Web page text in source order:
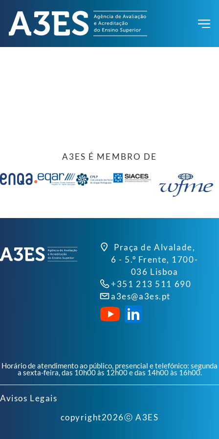
A3ES É MEMBRO DE
Praça de Alvalade,
6 - 5.º Frente, 1700-
036 Lisboa
+351 213 511 690
a3es@a3es.pt
Horário de atendimento ao público, presencial e telefónico: segunda
a sexta-feira, das 10h00 às 12h00 e das 14h00 às 16h00.
Avisos Legais
copyright2026ⓒ A3ES